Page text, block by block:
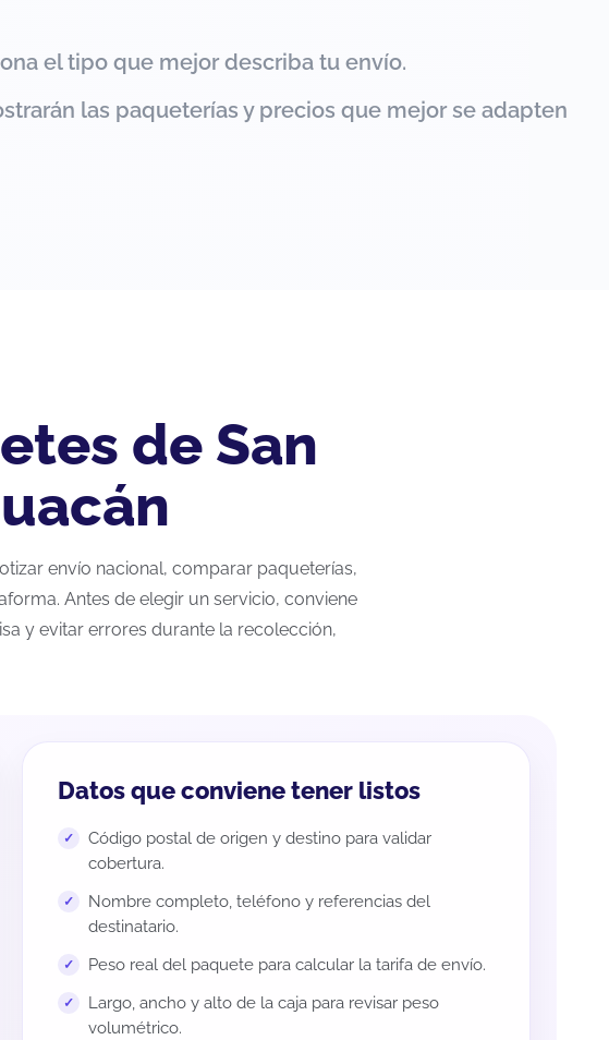
el tipo que mejor describa tu envío.
las paqueterías y precios que mejor se adapten
de San
envío nacional, comparar paqueterías,
Antes de elegir un servicio, conviene
y evitar errores durante la recolección,
Datos que conviene tener listos
Código postal de origen y destino para validar
cobertura.
Nombre completo, teléfono y referencias del
destinatario.
Peso real del paquete para calcular la tarifa de envío.
Largo, ancho y alto de la caja para revisar peso
volumétrico.